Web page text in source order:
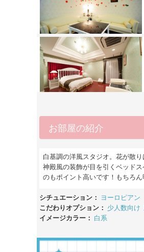
お部屋の紹介
白基調の洋風スタジオ。花が散
神殿風の装飾が目を引くベッド
のもポイント高いです！もちろん
シチュエーション： ヨーロピアン
こだわりオプション： 少人数向け
イメージカラー： 白系